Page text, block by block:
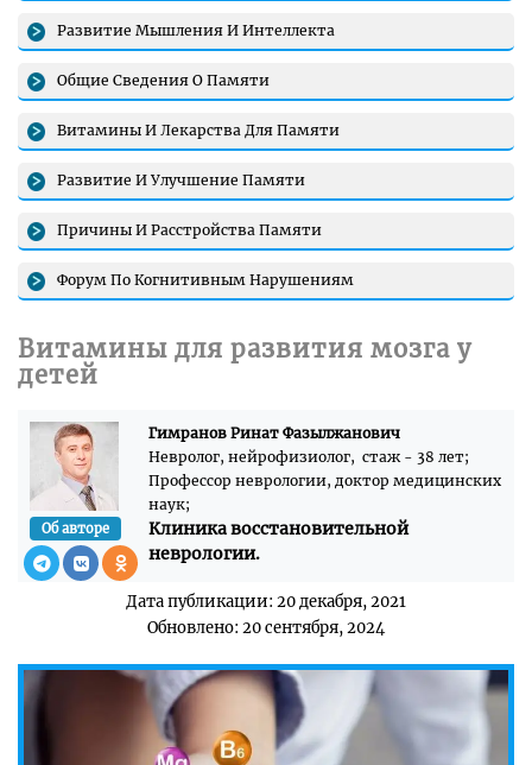
Витамины для развития мозга у
детей
Гимранов Ринат Фазылжанович
Невролог, нейрофизиолог, стаж - 38 лет;
Профессор неврологии, доктор медицинских
наук;
Клиника восстановительной
неврологии.
Об авторе
Дата публикации: 20 декабря, 2021
Обновлено: 20 сентября, 2024
Развитие Мышления И Интеллекта
Общие Сведения О Памяти
Витамины И Лекарства Для Памяти
Развитие И Улучшение Памяти
Причины И Расстройства Памяти
Форум По Когнитивным Нарушениям